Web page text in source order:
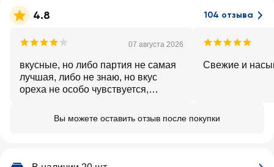
4.8 104 отзыва
07 августа 2026
вкусные, но либо партия не самая
лучшая, либо не знаю, но вкус
ореха не особо чувствуется,
как будто вафли более
Свежие и
Вы можете оставить отзыв после покупки